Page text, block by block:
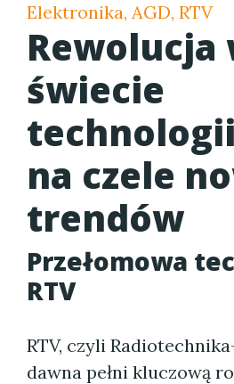
Elektronika, AGD, RTV
Rewolucja
świecie
na czele
trendów
Przełomowa
RTV
RTV, czyli
dawna pełni kluczową